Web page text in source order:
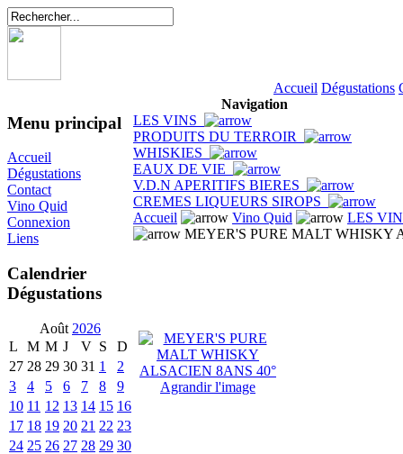
Accueil Dégustations
Menu principal
Accueil
Dégustations
Contact
Vino Quid
Connexion
Liens
Calendrier
Dégustations
Août 2026
L
M M J V S
D
27 28 29 30 31 1
2
3
4 5 6 7 8
9
10 11 12 13 14 15 16
17 18 19 20 21 22 23
24 25 26 27 28 29 30
Navigation
LES VINS
PRODUITS DU TERROIR
WHISKIES
EAUX DE VIE
V.D.N APERITIFS BIERES
CREMES LIQUEURS SIROPS
Accueil
Vino Quid
LES
MEYER'S PURE MALT WHISKY
Agrandir l'image